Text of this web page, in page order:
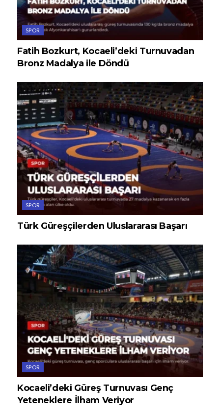
SPOR
Fatih Bozkurt, Kocaeli’deki Turnuvadan
Bronz Madalya ile Döndü
SPOR
Türk Güreşçilerden Uluslararası Başarı
SPOR
Kocaeli’deki Güreş Turnuvası Genç
Yeteneklere İlham Veriyor